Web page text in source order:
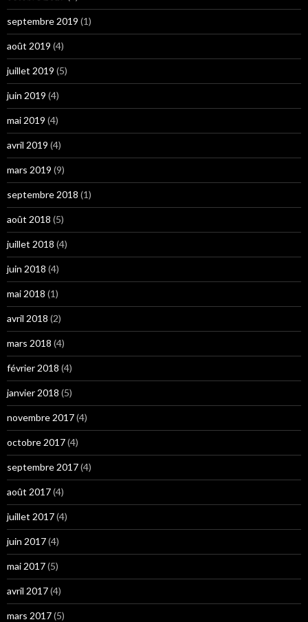
septembre 2019 (1)
août 2019 (4)
juillet 2019 (5)
juin 2019 (4)
mai 2019 (4)
avril 2019 (4)
mars 2019 (9)
septembre 2018 (1)
août 2018 (5)
juillet 2018 (4)
juin 2018 (4)
mai 2018 (1)
avril 2018 (2)
mars 2018 (4)
février 2018 (4)
janvier 2018 (5)
novembre 2017(4)
octobre 2017(4)
septembre 2017(4)
août 2017(4)
juillet 2017(4)
juin 2017(4)
mai 2017(5)
avril 2017(4)
mars 2017(5)